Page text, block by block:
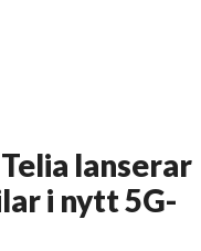
lanserar
i nytt 5G-